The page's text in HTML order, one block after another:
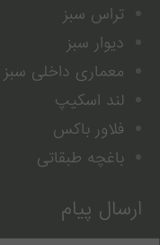
تراس سبز
دیوار سبز
معماری داخلی سبز
لند اسکیپ
فلاور باکس
باغچه طبقاتی
ارسال پیام